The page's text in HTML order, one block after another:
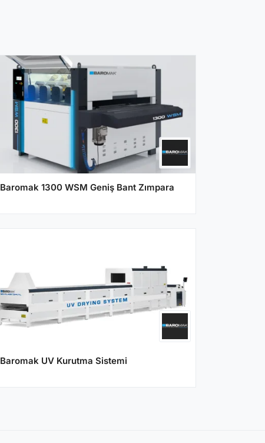
Baromak 1300 WSM Geniş Bant Zımpara
Baromak UV Kurutma Sistemi